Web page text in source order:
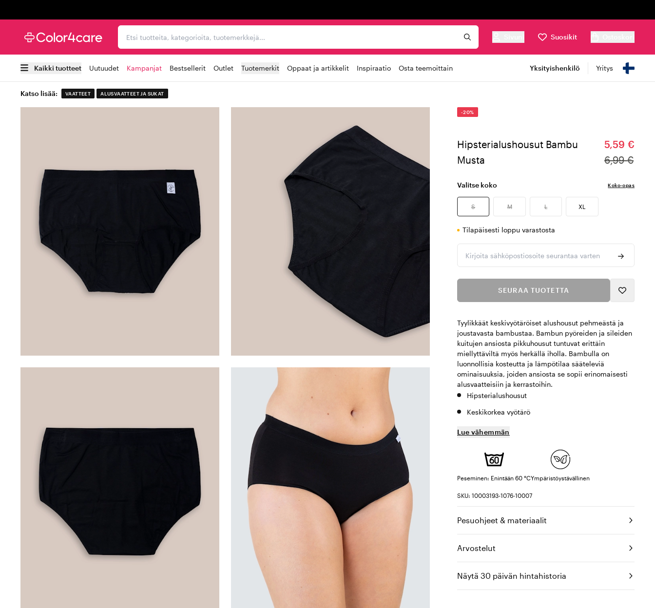
Etsi tuotteita, kategorioita, tuotemerkkejä...
Suosikit
Kaikki tuotteet Uutuudet Kampanjat Bestsellerit Outlet Tuotemerkit Oppaat ja artikkelit Inspiraatio Osta teemoittain Yksityishenkilö Yritys
Katso lisää: VAATTEET ALUSVAATTEET JA SUKAT
-20%
Hipsterialushousut Bambu
Musta
5,59 €
6,99 €
Valitse koko Koko-opas
S M L XL
Tilapäisesti loppu varastosta
SEURAA TUOTETTA
Tyylikkäät keskivyötäröiset alushousut pehmeästä ja
joustavasta bambustaa. Bambun pyöreiden ja sileiden
kuitujen ansiosta pikkuhousut tuntuvat erittäin
miellyttäviltä myös herkällä iholla. Bambulla on
luonnollisia kosteutta ja lämpötilaa sääteleviä
ominaisuuksia, joiden ansiosta se sopii erinomaisesti
alusvaatteisiin ja kerrastoihin.
Hipsterialushousut
Keskikorkea vyötärö
Lue vähemmän
Peseminen: Enintään 60 °CYmpäristöystävällinen
SKU: 10003193-1076-10007
Pesuohjeet & materiaalit
Arvostelut
Näytä 30 päivän hintahistoria